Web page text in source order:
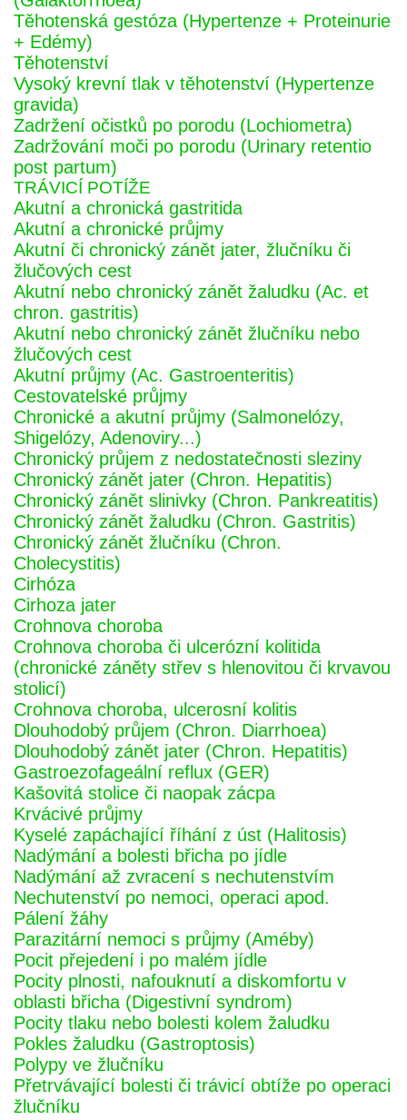
Těhotenská gestóza (Hypertenze + Proteinurie
+ Edémy)
Těhotenství
Vysoký krevní tlak v těhotenství (Hypertenze
gravida)
Zadržení očistků po porodu (Lochiometra)
Zadržování moči po porodu (Urinary retentio
post partum)
TRÁVICÍ POTÍŽE
Akutní a chronická gastritida
Akutní a chronické průjmy
Akutní či chronický zánět jater, žlučníku či
žlučových cest
Akutní nebo chronický zánět žaludku (Ac. et
chron. gastritis)
Akutní nebo chronický zánět žlučníku nebo
žlučových cest
Akutní průjmy (Ac. Gastroenteritis)
Cestovatelské průjmy
Chronické a akutní průjmy (Salmonelózy,
Shigelózy, Adenoviry...)
Chronický průjem z nedostatečnosti sleziny
Chronický zánět jater (Chron. Hepatitis)
Chronický zánět slinivky (Chron. Pankreatitis)
Chronický zánět žaludku (Chron. Gastritis)
Chronický zánět žlučníku (Chron.
Cholecystitis)
Cirhóza
Cirhoza jater
Crohnova choroba
Crohnova choroba či ulcerózní kolitida
(chronické záněty střev s hlenovitou či krvavou
stolicí)
Crohnova choroba, ulcerosní kolitis
Dlouhodobý průjem (Chron. Diarrhoea)
Dlouhodobý zánět jater (Chron. Hepatitis)
Gastroezofageální reflux (GER)
Kašovitá stolice či naopak zácpa
Krvácivé průjmy
Kyselé zapáchající říhání z úst (Halitosis)
Nadýmání a bolesti břicha po jídle
Nadýmání až zvracení s nechutenstvím
Nechutenství po nemoci, operaci apod.
Pálení žáhy
Parazitární nemoci s průjmy (Améby)
Pocit přejedení i po malém jídle
Pocity plnosti, nafouknutí a diskomfortu v
oblasti břicha (Digestivní syndrom)
Pocity tlaku nebo bolesti kolem žaludku
Pokles žaludku (Gastroptosis)
Polypy ve žlučníku
Přetrvávající bolesti či trávicí obtíže po operaci
žlučníku